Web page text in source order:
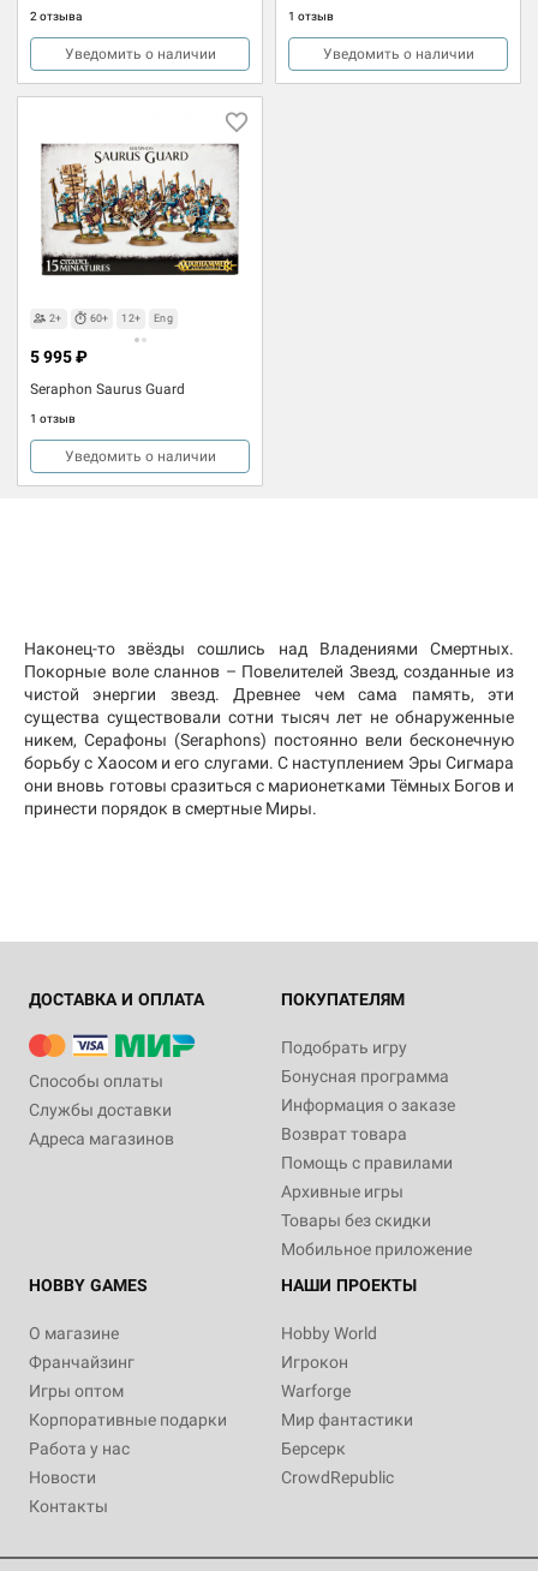
2 отзыва
Уведомить о наличии
1 отзыв
Уведомить о наличии
2+ 60+ 12+ Eng
Seraphon Saurus Guard
1 отзыв
5 995 ₽
Уведомить о наличии
Наконец-то звёзды сошлись над Владениями Смертных.
Покорные воле сланнов – Повелителей Звезд, созданные из
чистой энергии звезд. Древнее чем сама память, эти
существа существовали сотни тысяч лет не обнаруженные
никем, Серафоны (Seraphons) постоянно вели бесконечную
борьбу с Хаосом и его слугами. С наступлением Эры Сигмара
они вновь готовы сразиться с марионетками Тёмных Богов и
принести порядок в смертные Миры.
ДОСТАВКА И ОПЛАТА
Способы оплаты
Службы доставки
Адреса магазинов
ПОКУПАТЕЛЯМ
Подобрать игру
Бонусная программа
Информация о заказе
Возврат товара
Помощь с правилами
Архивные игры
Товары без скидки
Мобильное приложение
HOBBY GAMES
О магазине
Франчайзинг
Игры оптом
Корпоративные подарки
Работа у нас
Новости
Контакты
НАШИ ПРОЕКТЫ
Hobby World
Игрокон
Warforge
Мир фантастики
Берсерк
CrowdRepublic